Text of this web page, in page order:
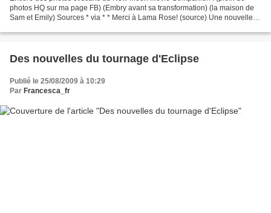
photos HQ sur ma page FB) (Embry avant sa transformation) (la maison de
Sam et Emily) Sources * via * * Merci à Lama Rose! (source) Une nouvelle
Des nouvelles du tournage d'Eclipse
Publié le 25/08/2009 à 10:29
Par Francesca_fr